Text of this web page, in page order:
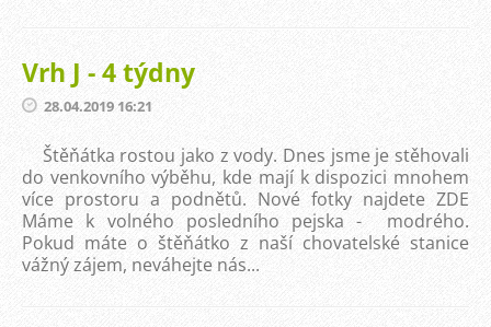
Vrh J - 4 týdny
28.04.2019 16:21
Štěňátka rostou jako z vody. Dnes jsme je stěhovali
do venkovního výběhu, kde mají k dispozici mnohem
více prostoru a podnětů. Nové fotky najdete ZDE
Máme k volného posledního pejska - modrého.
Pokud máte o štěňátko z naší chovatelské stanice
vážný zájem, neváhejte nás...